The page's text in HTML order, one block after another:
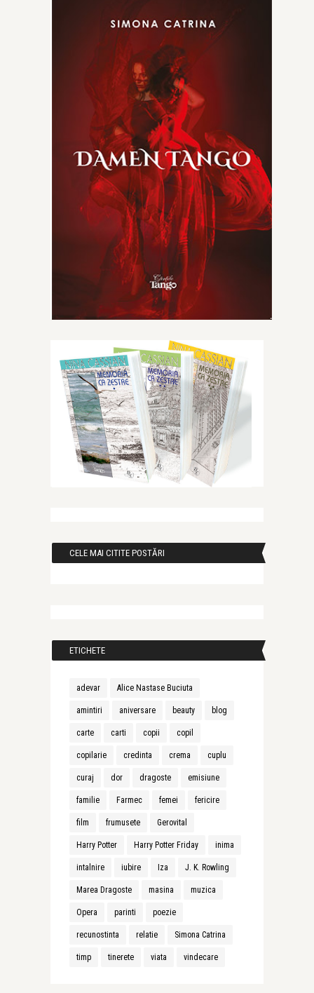
CELE MAI CITITE POSTĂRI
ETICHETE
adevar Alice Nastase Buciuta
amintiri aniversare beauty blog
carte carti copii copil
copilarie credinta crema cuplu
curaj dor dragoste emisiune
familie Farmec femei fericire
film frumusete Gerovital
Harry Potter Harry Potter Friday inima
intalnire iubire Iza J. K. Rowling
Marea Dragoste masina muzica
Opera parinti poezie
recunostinta relatie Simona Catrina
timp tinerete viata vindecare